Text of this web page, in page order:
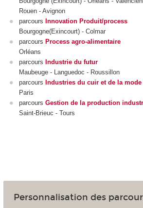
Rouen - Avignon
parcours Innovation Produit/process
Bourgogne(Exincourt) - Colmar
parcours Process agro-alimentaire
Orléans
parcours Industrie du futur
Maubeuge - Languedoc - Roussillon
parcours Industries du cuir et de la mode
Paris
parcours Gestion de la production
Saint-Brieuc - Tours
Personnalisation des